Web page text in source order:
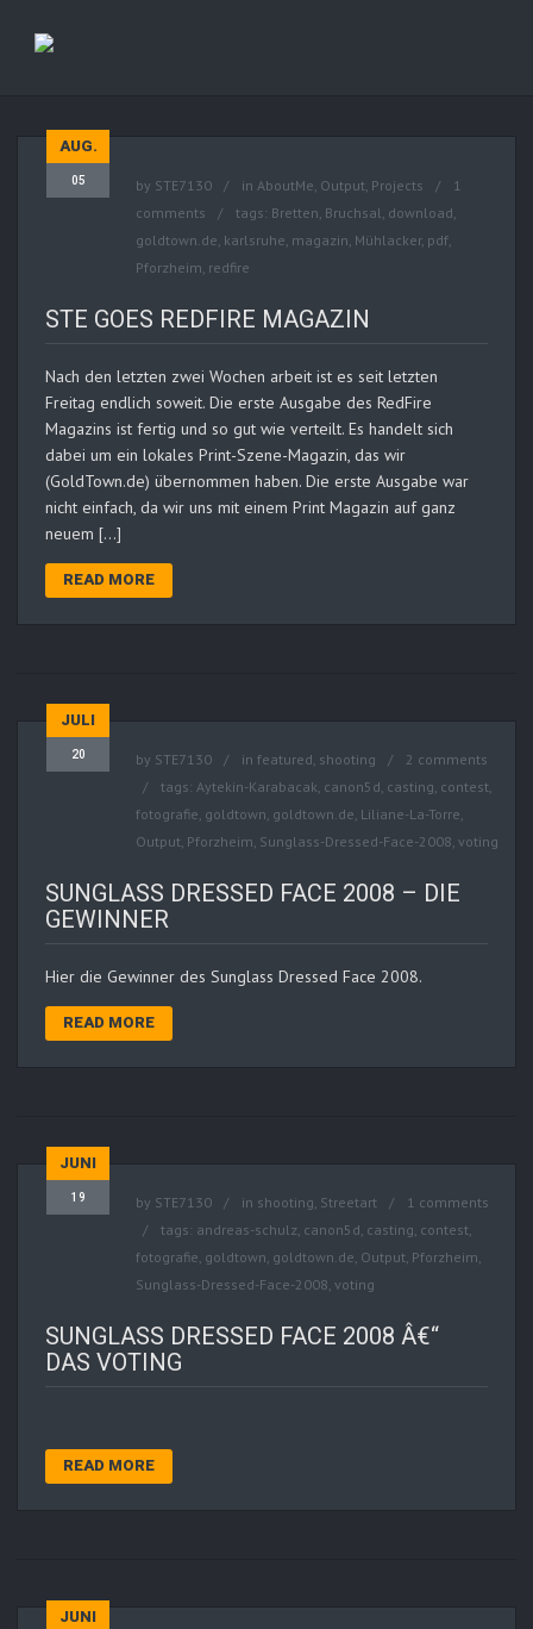
AUG.
05 by STE7130 in AboutMe, Output, Projects
1
comments
tags: Bretten, Bruchsal, download,
goldtown.de, karlsruhe, magazin, Mühlacker, pdf,
Pforzheim, redfire
STE GOES REDFIRE MAGAZIN
Nach den letzten zwei Wochen arbeit ist es seit letzten
Freitag endlich soweit. Die erste Ausgabe des RedFire
Magazins ist fertig und so gut wie verteilt. Es handelt sich
dabei um ein lokales Print-Szene-Magazin, das wir
(GoldTown.de) übernommen haben. Die erste Ausgabe war
nicht einfach, da wir uns mit einem Print Magazin auf ganz
neuem […]
READ MORE
JULI
20 by STE7130 in featured, shooting
2 comments
tags: Aytekin-Karabacak, canon5d, casting, contest,
fotografie, goldtown, goldtown.de, Liliane-La-Torre,
Output, Pforzheim, Sunglass-Dressed-Face-2008, voting
SUNGLASS DRESSED FACE 2008 – DIE
GEWINNER
Hier die Gewinner des Sunglass Dressed Face 2008.
READ MORE
JUNI
19 by STE7130 in shooting, Streetart
1 comments
tags: andreas-schulz, canon5d, casting, contest,
fotografie, goldtown, goldtown.de, Output, Pforzheim,
Sunglass-Dressed-Face-2008, voting
SUNGLASS DRESSED FACE 2008 Â€“
DAS VOTING
READ MORE
JUNI